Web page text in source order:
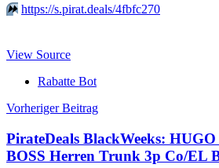
⏩️ https://s.pirat.deals/4fbfc270
View Source
Rabatte Bot
Beitragsnavigation
Vorheriger Beitrag
PirateDeals BlackWeeks: HUGO
BOSS Herren Trunk 3p Co/EL